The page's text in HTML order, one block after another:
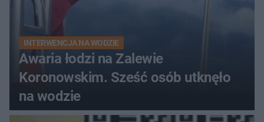
INTERWENCJA NA WODZIE
Awaria łodzi na Zalewie
Koronowskim. Sześć osób utknęło
na wodzie